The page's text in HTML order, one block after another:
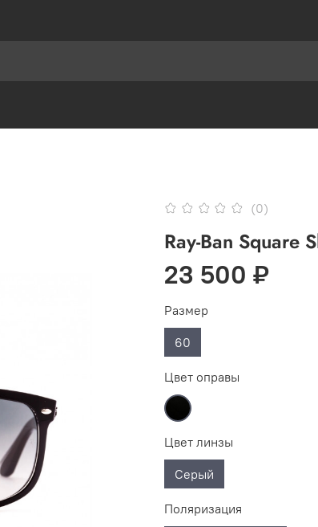
(0)
Ray-Ban Square
23 500 ₽
Размер
60
Цвет оправы
Цвет линзы
Серый
Поляризация